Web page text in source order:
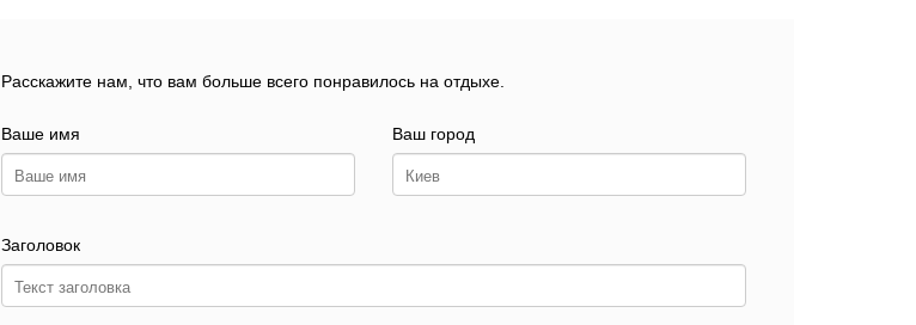
Расскажите нам, что вам больше всего понравилось на отдыхе.
Ваше имя Ваш город
Заголовок